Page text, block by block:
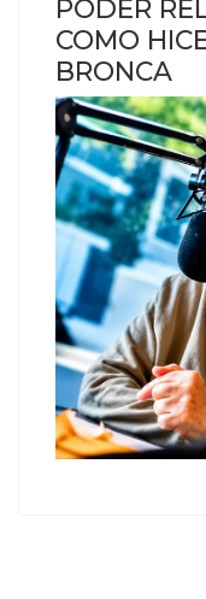
PODER
COMO
BRONCA